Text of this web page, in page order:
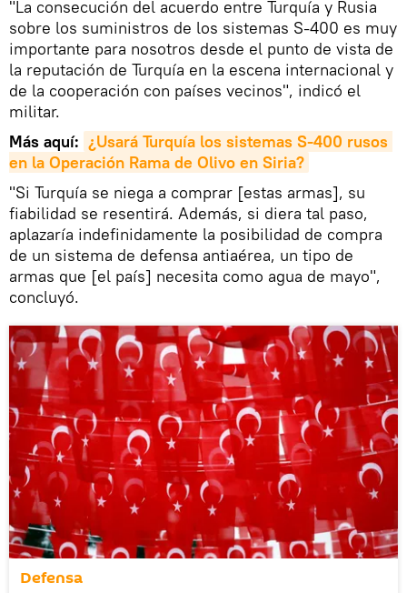
"La consecución del acuerdo entre Turquía y Rusia
sobre los suministros de los sistemas S-400 es muy
importante para nosotros desde el punto de vista de
la reputación de Turquía en la escena internacional y
de la cooperación con países vecinos", indicó el
militar.
Más aquí: ¿Usará Turquía los sistemas S-400 rusos
en la Operación Rama de Olivo en Siria?
"Si Turquía se niega a comprar [estas armas], su
fiabilidad se resentirá. Además, si diera tal paso,
aplazaría indefinidamente la posibilidad de compra
de un sistema de defensa antiaérea, un tipo de
armas que [el país] necesita como agua de mayo",
concluyó.
Defensa